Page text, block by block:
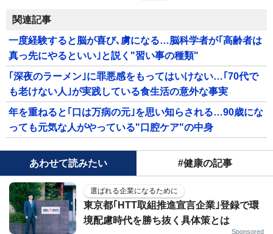
関連記事
一度経験すると脳が喜び､虜になる…脳科学者が｢高齢者は
真っ先にやるといい｣と説く"習い事の種類"
｢深夜のラーメン｣に罪悪感をもってはいけない…｢70代で
も老けない人｣が実践している食生活の意外な事実
年を重ねると｢口は万病の元｣を思い知らされる…90歳にな
っても元気な人がやっている"口腔ケア"の中身
あわせて読みたい #健康の記事
選ばれる企業になるために
東京都｢HTT取組推進宣言企業｣登録で環
境配慮時代を勝ち抜く具体策とは
Sponsored